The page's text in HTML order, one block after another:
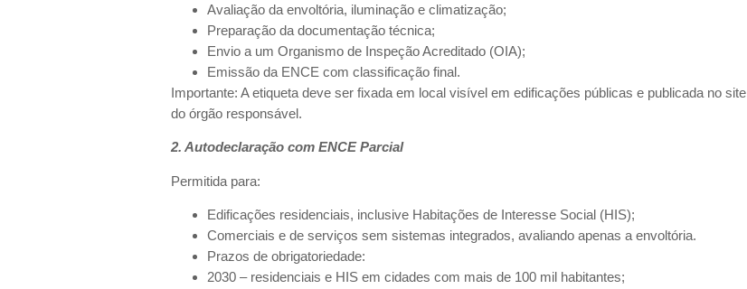
Avaliação da envoltória, iluminação e climatização;
Preparação da documentação técnica;
Envio a um Organismo de Inspeção Acreditado (OIA);
Emissão da ENCE com classificação final.
Importante: A etiqueta deve ser fixada em local visível em edificações públicas e publicada no site
do órgão responsável.
2. Autodeclaração com ENCE Parcial
Permitida para:
Edificações residenciais, inclusive Habitações de Interesse Social (HIS);
Comerciais e de serviços sem sistemas integrados, avaliando apenas a envoltória.
Prazos de obrigatoriedade:
2030 – residenciais e HIS em cidades com mais de 100 mil habitantes;